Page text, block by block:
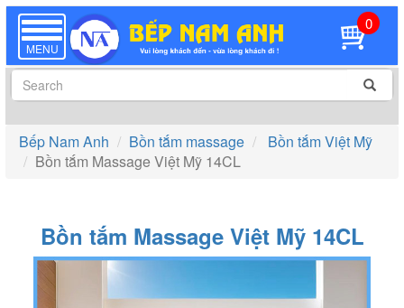
TOGGLE
NAVIGATION
MENU
0
Bếp Nam Anh Bồn tắm massage
Bồn tắm Việt Mỹ
Bồn tắm Massage Việt Mỹ 14CL
Bồn tắm Massage Việt Mỹ 14CL